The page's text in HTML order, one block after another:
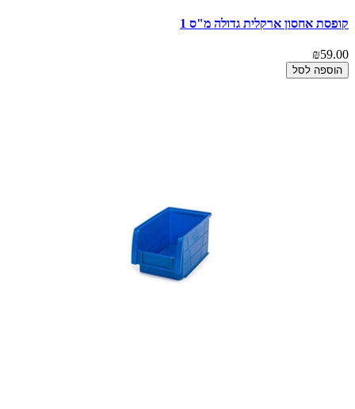
קופסת אחסון ארקלית גדולה מ"ס 1
₪59.00
הוספה לסל